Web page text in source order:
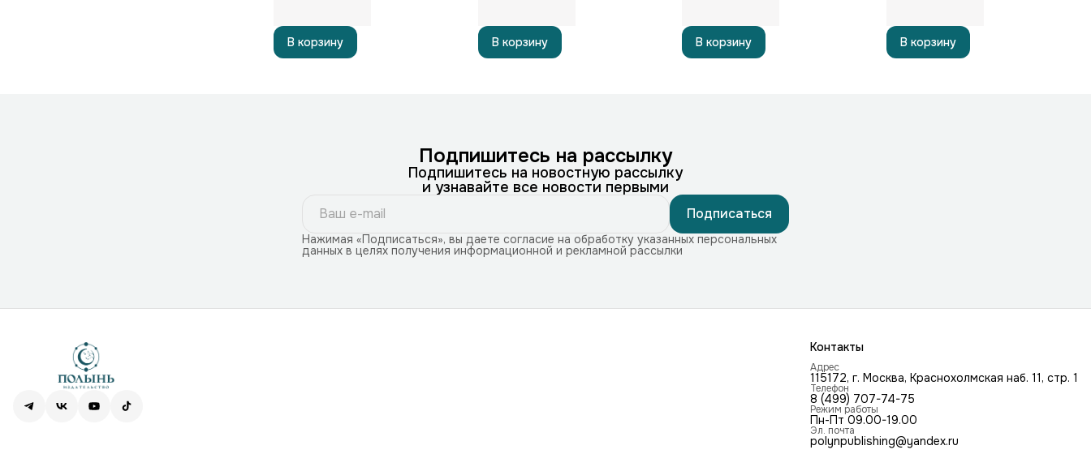
В корзину В корзину В корзину В корзину
Подпишитесь на рассылку
Подпишитесь на новостную рассылку
и узнавайте все новости первыми
Подписаться
Нажимая «Подписаться», вы даете согласие на обработку указанных персональных
данных в целях получения информационной и рекламной рассылки
Контакты
Адрес
115172, г. Москва, Краснохолмская наб. 11, стр. 1
Телефон
8 (499) 707-74-75
Режим работы
Пн-Пт 09.00-19.00
Эл. почта
polynpublishing@yandex.ru